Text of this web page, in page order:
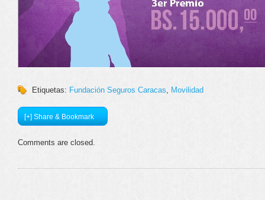
Etiquetas: Fundación Seguros Caracas, Movilidad
[+] Share & Bookmark
Comments are closed.